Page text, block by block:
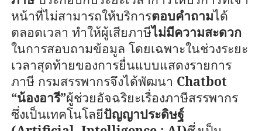
หน้าที่ไม่สามารถให้บริการตอบคำถามได้
ตลอดเวลา ทำให้ผู้เสียภาษีไม่มีความสะดวก
ในการสอบถามข้อมูล โดยเฉพาะในช่วงระยะ
เวลาสุดท้ายของการยื่นแบบแสดงรายการ
ภาษี กรมสรรพากรจึงได้พัฒนา Chatbot
“น้องอารี”ผู้ช่วยอัจฉริยะเรื่องภาษีสรรพากร
ซึ่งเป็นเทคโนโลยีปัญญาประดิษฐ์